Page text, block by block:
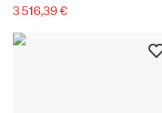
3 516,39 €